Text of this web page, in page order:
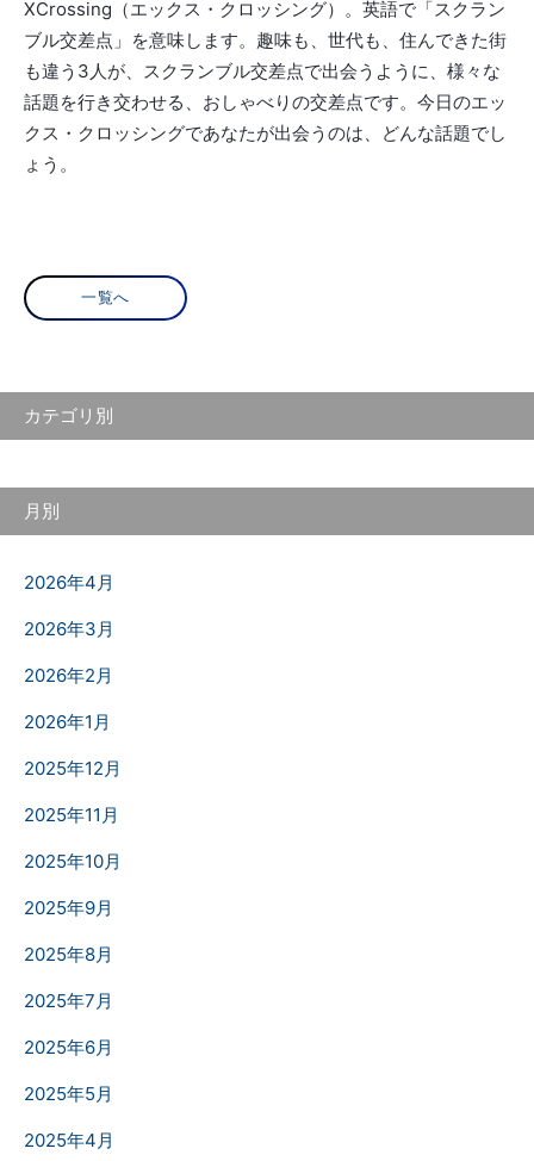
XCrossing（エックス・クロッシング）。英語で「スクラン
ブル交差点」を意味します。趣味も、世代も、住んできた街
も違う3人が、スクランブル交差点で出会うように、様々な
話題を行き交わせる、おしゃべりの交差点です。今日のエッ
クス・クロッシングであなたが出会うのは、どんな話題でし
ょう。
一覧へ
カテゴリ別
月別
2026年4月
2026年3月
2026年2月
2026年1月
2025年12月
2025年11月
2025年10月
2025年9月
2025年8月
2025年7月
2025年6月
2025年5月
2025年4月